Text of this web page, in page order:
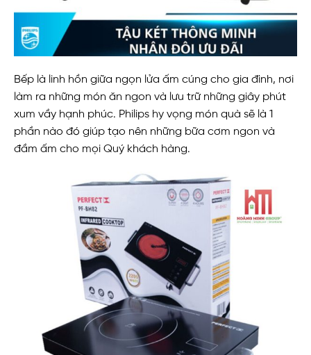
Bếp là linh hồn giữa ngọn lửa ấm cúng cho gia đình, nơi
làm ra những món ăn ngon và lưu trữ những giây phút
xum vầy hạnh phúc. Philips hy vọng món quà sẽ là 1
phần nào đó giúp tạo nên những bữa cơm ngon và
đầm ấm cho mọi Quý khách hàng.